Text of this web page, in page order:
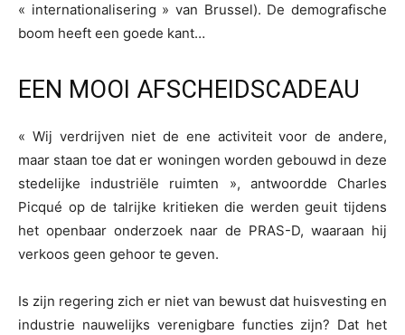
« internationalisering » van Brussel). De demografische
boom heeft een goede kant…
EEN MOOI AFSCHEIDSCADEAU
« Wij verdrijven niet de ene activiteit voor de andere,
maar staan toe dat er woningen worden gebouwd in deze
stedelijke industriële ruimten », antwoordde Charles
Picqué op de talrijke kritieken die werden geuit tijdens
het openbaar onderzoek naar de PRAS-D, waaraan hij
verkoos geen gehoor te geven.
Is zijn regering zich er niet van bewust dat huisvesting en
industrie nauwelijks verenigbare functies zijn? Dat het